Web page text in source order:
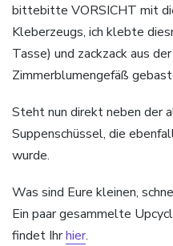
bittebitte VORSICHT mit
Kleberzeugs, ich klebte
Tasse) und zackzack aus
Zimmerblumengefäß
Steht nun direkt neben der
Suppenschüssel, die
wurde.
Was sind Eure kleinen,
Ein paar gesammelte
findet Ihrhier.